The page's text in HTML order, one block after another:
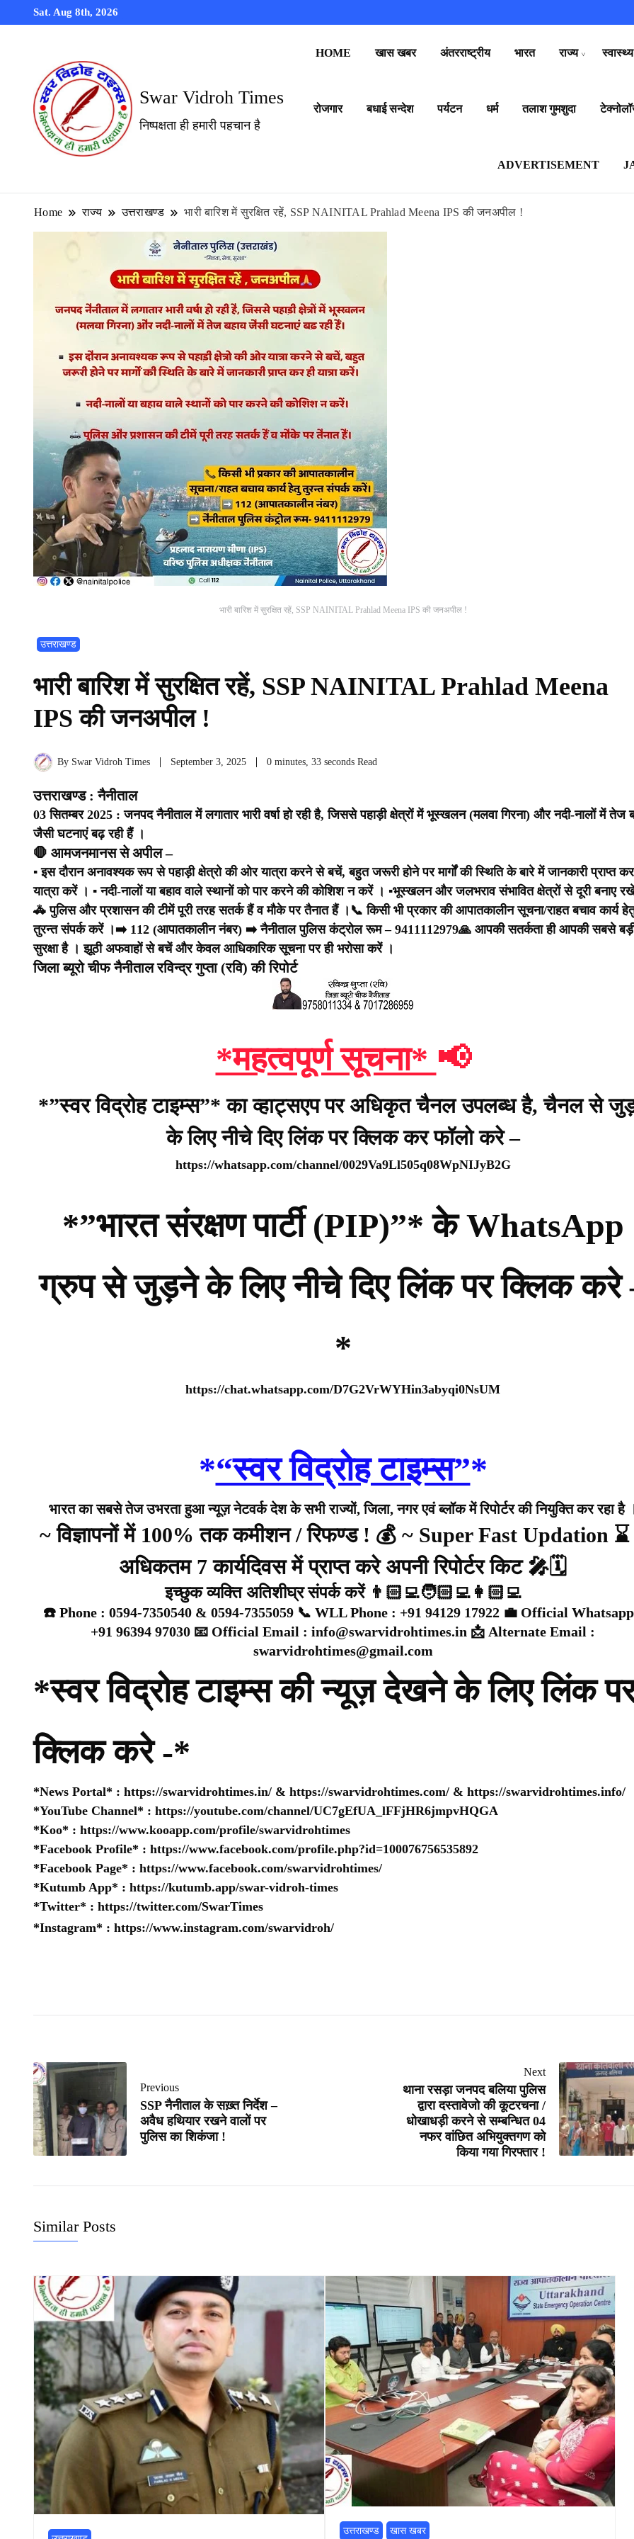
Sat. Aug 8th, 2026
Swar Vidroh Times
निष्पक्षता ही हमारी पहचान है
HOME खास खबर अंतरराष्ट्रीय भारत राज्य स्वास्थ्य
रोजगार बधाई सन्देश पर्यटन धर्म तलाश गुमशुदा
ADVERTISEMENT
Home राज्य उत्तराखण्ड भारी बारिश में सुरक्षित रहें, SSP NAINITAL Prahlad Meena IPS की जनअपील !
भारी बारिश में सुरक्षित रहें, SSP NAINITAL Prahlad Meena IPS की जनअपील !
उत्तराखण्ड
भारी बारिश में सुरक्षित रहें, SSP NAINITAL Prahlad Meena
IPS की जनअपील !
By Swar Vidroh Times September 3, 2025 0 minutes, 33 seconds Read
उत्तराखण्ड : नैनीताल
03 सितम्बर 2025 : जनपद नैनीताल में लगातार भारी वर्षा हो रही है, जिससे पहाड़ी क्षेत्रों में भूस्खलन (मलवा गिरना) और नदी-नालों में तेज
जैसी घटनाएं बढ़ रही हैं ।
🛑 आमजनमानस से अपील –
▪️ इस दौरान अनावश्यक रूप से पहाड़ी क्षेत्रो की ओर यात्रा करने से बचें, बहुत जरूरी होने पर मार्गों की स्थिति के बारे में जानकारी प्राप्त
यात्रा करें । ▪️ नदी-नालों या बहाव वाले स्थानों को पार करने की कोशिश न करें । ▪️भूस्खलन और जलभराव संभावित क्षेत्रों से दूरी बनाए
🚓 पुलिस और प्रशासन की टीमें पूरी तरह सतर्क हैं व मौके पर तैनात हैं । 📞 किसी भी प्रकार की आपातकालीन सूचना/राहत बचाव कार्य
तुरन्त संपर्क करें । ➡️ 112 (आपातकालीन नंबर) ➡️ नैनीताल पुलिस कंट्रोल रूम – 9411112979🙏 आपकी सतर्कता ही आपकी सबसे
सुरक्षा है । झूठी अफवाहों से बचें और केवल आधिकारिक सूचना पर ही भरोसा करें ।
जिला ब्यूरो चीफ नैनीताल रविन्द्र गुप्ता (रवि) की रिपोर्ट
*महत्वपूर्ण सूचना* 📢
*”स्वर विद्रोह टाइम्स”* का व्हाट्सएप पर अधिकृत चैनल उपलब्ध है, चैनल से
के लिए नीचे दिए लिंक पर क्लिक कर फॉलो करे –
https://whatsapp.com/channel/0029Va9Ll505q08WpNIJyB2G
*”भारत संरक्षण पार्टी (PIP)”* के WhatsApp
ग्रुप से जुड़ने के लिए नीचे दिए लिंक पर क्लिक करे
*
https://chat.whatsapp.com/D7G2VrWYHin3abyqi0NsUM
*“स्वर विद्रोह टाइम्स”*
भारत का सबसे तेज उभरता हुआ न्यूज़ नेटवर्क देश के सभी राज्यों, जिला, नगर एवं ब्लॉक में रिपोर्टर की नियुक्ति कर रहा है
~ विज्ञापनों में 100% तक कमीशन / रिफण्ड ! 💰 ~ Super Fast Updation
अधिकतम 7 कार्यदिवस में प्राप्त करे अपनी रिपोर्टर किट 🎤🗓️
इच्छुक व्यक्ति अतिशीघ्र संपर्क करें 👨🏻‍💻🧑🏻‍💻👩🏻‍💻
☎️ Phone : 0594-7350540 & 0594-7355059 📞 WLL Phone : +91 94129 17922 💼 Official
+91 96394 97030 📧 Official Email : info@swarvidrohtimes.in 📩 Alternate Email :
swarvidrohtimes@gmail.com
*स्वर विद्रोह टाइम्स की न्यूज़ देखने के लिए लिंक
क्लिक करे -*
*News Portal* : https://swarvidrohtimes.in/ & https://swarvidrohtimes.com/ & https://swarvidrohtimes.info/
*YouTube Channel* : https://youtube.com/channel/UC7gEfUA_lFFjHR6jmpvHQGA
*Koo* : https://www.kooapp.com/profile/swarvidrohtimes
*Facebook Profile* : https://www.facebook.com/profile.php?id=100076756535892
*Facebook Page* : https://www.facebook.com/swarvidrohtimes/
*Kutumb App* : https://kutumb.app/swar-vidroh-times
*Twitter* : https://twitter.com/SwarTimes
*Instagram* : https://www.instagram.com/swarvidroh/
Previous
SSP नैनीताल के सख़्त निर्देश –
अवैध हथियार रखने वालों पर
पुलिस का शिकंजा !
Next
थाना रसड़ा जनपद बलिया पुलिस
द्वारा दस्तावेजो की कूटरचना /
धोखाधड़ी करने से सम्बन्धित 04
नफर वांछित अभियुक्तगण को
किया गया गिरफ्तार !
Similar Posts
उत्तराखण्ड खास खबर